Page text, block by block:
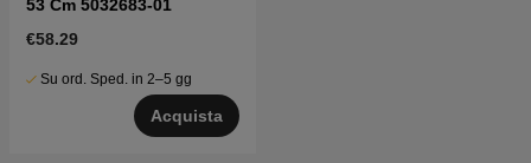
53 Cm 5032683-01
€58.29
Su ord. Sped. in 2–5 gg
Acquista